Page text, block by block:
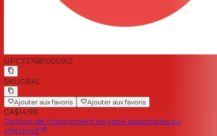
UPC737681000912
SKUGBXL
Ajouter aux favoris Ajouter aux favoris
CA$14.99
Options de financement en ligne disponibles au
checkout